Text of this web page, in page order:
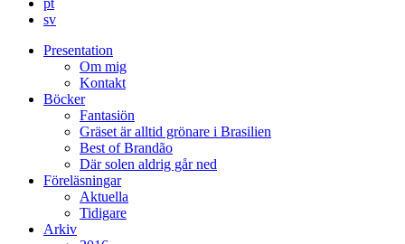
pt
sv
Presentation
Om mig
Kontakt
Böcker
Fantasiön
Gräset är alltid grönare i Brasilien
Best of Brandão
Där solen aldrig går ned
Föreläsningar
Aktuella
Tidigare
Arkiv